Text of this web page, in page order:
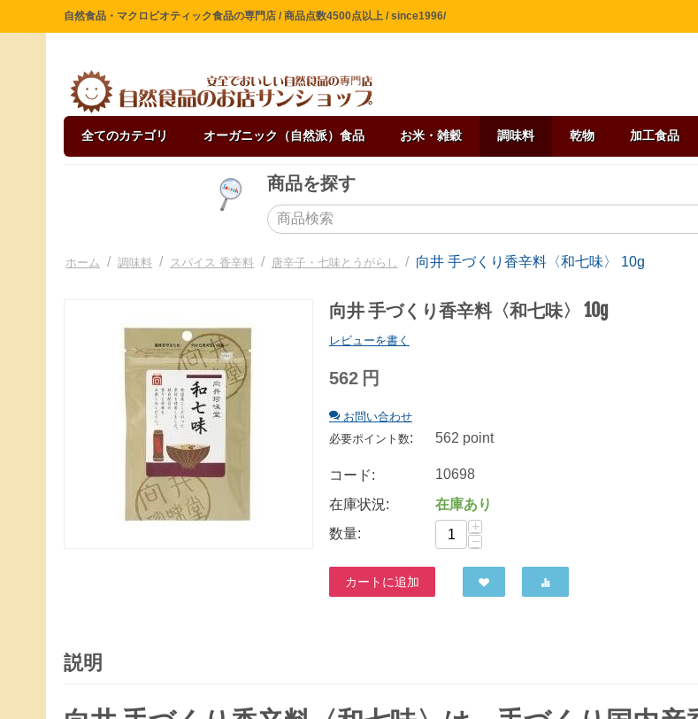
自然食品・マクロビオティック食品の専門店 / 商品点数4500点以上 / since1996/
全てのカテゴリ オーガニック（自然派）食品 お米・雑穀 調味料 乾物 加工食品
商品を探す
ホーム / 調味料 / スパイス 香辛料 / 唐辛子・七味とうがらし / 向井 手づくり香辛料〈和七味〉 10g
向井 手づくり香辛料〈和七味〉 10g
レビューを書く
562 円
お問い合わせ
必要ポイント数: 562 point
コード:
10698
在庫状況:
在庫あり
数量:
+
−
カートに追加
説明